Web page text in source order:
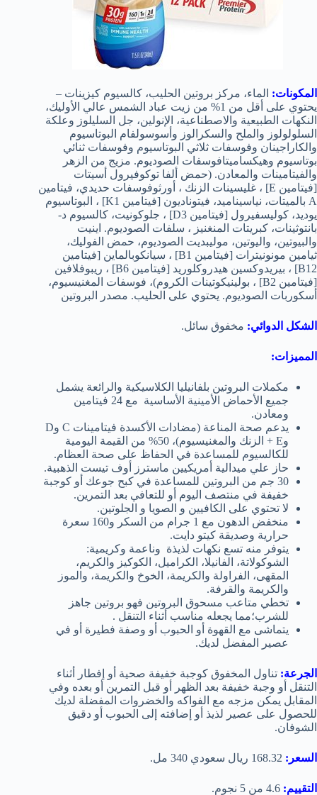
المكونات: الماء، مركز بروتين الحليب، كالسيوم كيزينات –
يحتوي على أقل من 1% من زيت عباد الشمس عالي الأوليك،
النكهات الطبيعية والاصطناعية، الإنولين، جل السليلوز وعلكة
السلولولوز والملح والسكرالوز وأسوسولفام البوتاسيوم
والكاراجينان وفوسفات ثلاثي البوتاسيوم وفوسفات ثنائي
بوتاسيوم وهيكساميتافوسفات الصوديوم. مزيج من الزهر
والفيتامينات والمعادن. (حمض ألفا توكوفيرول أسيتات
[فيتامين E] ، غليسينات الزنك ، أورثوفوسفات حديدي، فيتامين
A بالميتات، نياسيناميد، فيتوناديون [فيتامين K1] ، البوتاسيوم
يوديد، كوليسفيرول [فيتامين D3] ، جلوكونيت، كالسيوم د-
بانتوثينات، كبريتات المنغنيز ، سلفات الصوديوم. اينيت
والبيوتين، واليوتين، موليبديت الصوديوم، حمض الفوليك،
ثيامين مونونيترات [فيتامين B1] ، سيانكوبالماين [فيتامين
B12] ، بيريدوكسين هيدروكلوريد [فيتامين B6] ، ريبوفلافين
[فيتامين B2] ، بولينيكوتينات الكروم)، فوسفات المغنيسيوم،
أسكوربات الصوديوم. يحتوي على الحليب. مصدر البروتين
الشكل الدوائي: مخفوق سائل.
المميزات:
مكملات البروتين بلفانيليا الكلاسيكية والرائعة يشمل
جميع الأحماض الأمينية الأساسية مع
24 فيتامين
ومعادن.
يدعم صحة المناعة (مضادات الأكسدة فيتامينات C وD
وE + الزنك والمغنيسيوم)، 50% من القيمة اليومية
للكالسيوم للمساعدة في الحفاظ على صحة العظام.
حاز علي ميدالية أمريكيين ماسترز أوف تيست الذهبية.
30 جم من البروتين للمساعدة في كبح جوعك أو كوجبة
خفيفة في منتصف اليوم أو للتعافي بعد التمرين.
لا تحتوي على الكافيين و الصويا و الجلوتين.
منخفض الدهون مع 1 جرام من السكر و160 سعرة
حرارية وصديقة كيتو دايت.
يتوفر منه تسع نكهات لذيذة وناعمة وكريمية:
الشوكولاتة، الفانيلا، الكراميل، الكوكيز والكريم،
المقهى، الفراولة والكريمة، الخوخ والكريمة، والموز
والكريمة والقرفة.
تخطي متاعب مسحوق البروتين فهو بروتين جاهز
للشرب؛مما يجعله مناسب أثناء التنقل .
يتماشى مع القهوة أو الحبوب أو وصفة فطيرة أو في
عصير المفضل لديك.
الجرعة: تناول المخفوق كوجبة خفيفة صحية أو إفطار أثناء
التنقل أو وجبة خفيفة بعد الظهر أو قبل التمرين أو بعده وفي
المقابل يمكن مزجه مع الفواكه والخضروات المفضلة لديك
للحصول على عصير لذيذ أو إضافته إلى الحبوب أو دقيق
الشوفان.
السعر: 168.32 ريال سعودي 340 مل.
التقييم: